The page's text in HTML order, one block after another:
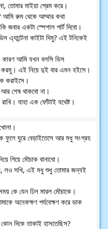
তোমার মাইয়া প্রেম করে।
রুম থেকে আম্মার কথা
জবার একটা স্পেশাল পার্ট দিবো।
এ্যান্টেনা কাইটা দিমু? এই টনিকেই
আমি যখন বলসি ডিস
করমু। এই নিয়ে দুই বার এমন হইসে।
করাইসে।
শেষ থাকবো না।
যাহা এক ফোঁটাই যথেষ্ট।
ফুলে ঘুরে বেড়াইতেসে আর মধু সংগ্রহ
গিয়ে মৌচাক বানাবো।
লও সখি, এই মধু শুধু তোমার জন্যই
কে যেন ঢিল মারল মৌচাকে।
অনেকক্ষণ পর্যবেক্ষণ করে ডাক
দিকে তাকাই হাসতেছিস?